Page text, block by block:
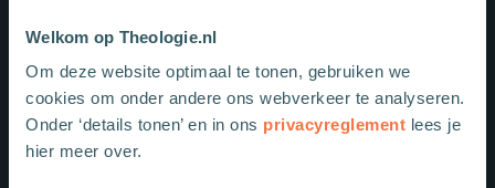
Welkom op Theologie.nl
Om deze website optimaal te tonen, gebruiken we
cookies om onder andere ons webverkeer te analyseren.
Onder ‘details tonen’ en in ons privacyreglement lees je
hier meer over.